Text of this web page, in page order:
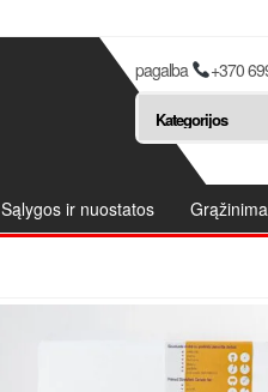
pagalba +370
Sąlygos ir nuostatos